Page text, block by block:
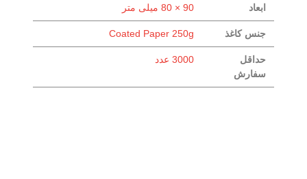
ابعاد 90 × 80 میلی متر
جنس کاغذ Coated Paper 250g
حداقل
سفارش
3000 عدد